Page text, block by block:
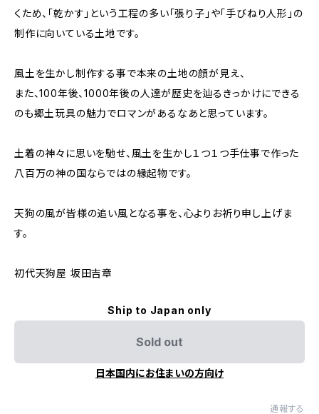
くため、「乾かす」という工程の多い「張り子」や「手びねり人形」の
制作に向いている土地です。
風土を生かし制作する事で本来の土地の顔が見え、
また、100年後、1000年後の人達が歴史を辿るきっかけにできる
のも郷土玩具の魅力でロマンがあるなあと思っています。
土着の神々に思いを馳せ、風土を生かし１つ１つ手仕事で作った
八百万の神の国ならではの縁起物です。
天狗の風が皆様の追い風となる事を、心よりお祈り申し上げま
す。
初代天狗屋 坂田吉章
Ship to Japan only
Sold out
日本国内にお住まいの方向け
通報する